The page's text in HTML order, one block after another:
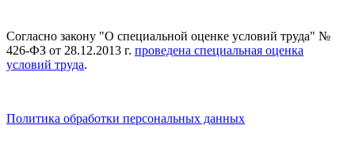
Согласно закону "О специальной оценке условий труда" №
426-ФЗ от 28.12.2013 г. проведена специальная оценка
условий труда.
Политика обработки персональных данных